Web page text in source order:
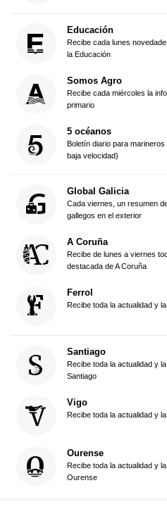
Educación
Recibe cada lunes
la Educación
Somos Agro
Recibe cada miércoles la
primario
5 océanos
Boletín diario para
baja velocidad)
Global Galicia
Cada viernes, un resumen
gallegos en el exterior
A Coruña
Recibe de lunes a viernes
destacada de A Coruña
Ferrol
Recibe toda la actualidad y
Santiago
Recibe toda la actualidad y
Santiago
Vigo
Recibe toda la actualidad y
Ourense
Recibe toda la actualidad y
Ourense